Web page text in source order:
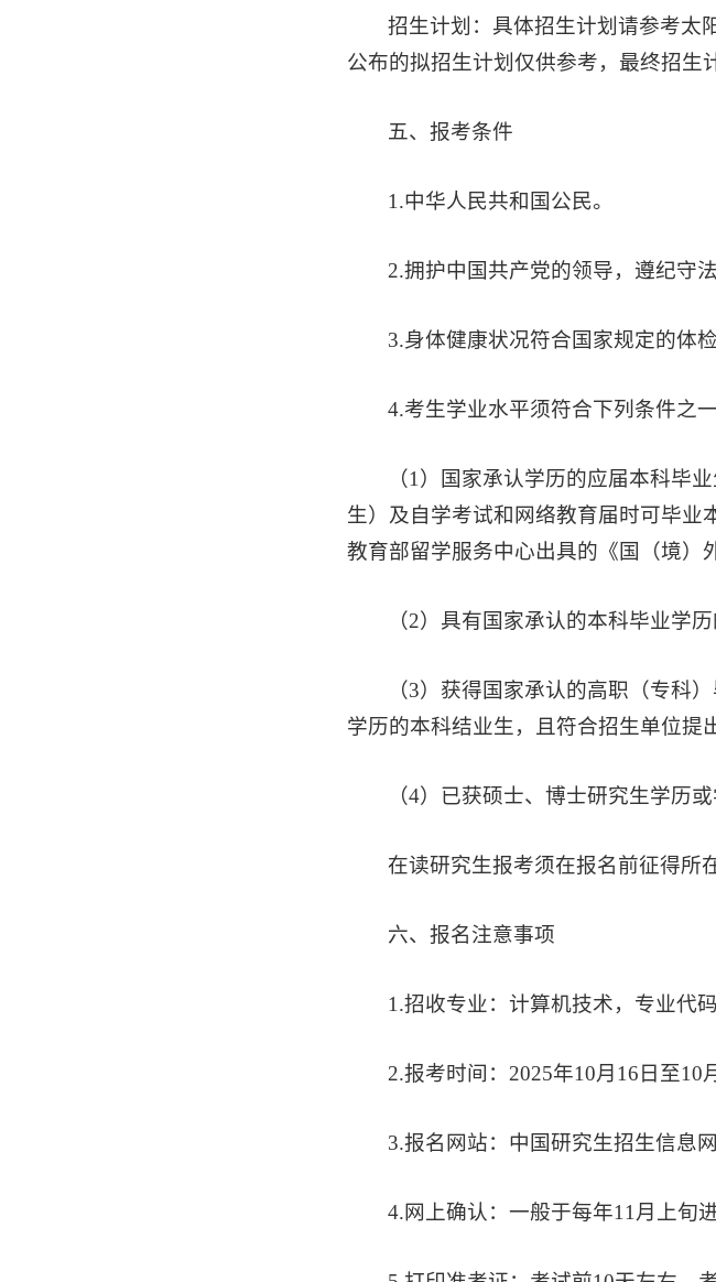
招生计划：具体招生计划请参考太
公布的拟招生计划仅供参考，最终招生
五、报考条件
1.中华人民共和国公民。
2.拥护中国共产党的领导，遵纪守
3.身体健康状况符合国家规定的体检
4.考生学业水平须符合下列条件之一
（1）国家承认学历的应届本科毕
生）及自学考试和网络教育届时可毕业
教育部留学服务中心出具的《国（境）
（2）具有国家承认的本科毕业学历
（3）获得国家承认的高职（专科
学历的本科结业生，且符合招生单位提
（4）已获硕士、博士研究生学历或
在读研究生报考须在报名前征得所
六、报名注意事项
1.招收专业：计算机技术，专业代码
2.报考时间：2025年10月16日至10
3.报名网站：中国研究生招生信息
4.网上确认：一般于每年11月上旬